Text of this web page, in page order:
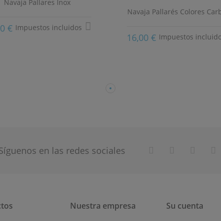
Navaja Pallares Inox
€ Impuestos incluidos
Navaja Pallarés Colores
16,00 € Impuestos
en las redes sociales
Nuestra empresa Su cuenta